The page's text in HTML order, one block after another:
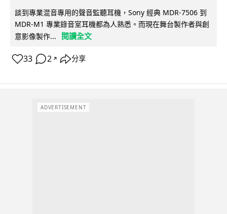
談到專業混音專用的聲音監聽耳機，Sony 經典 MDR-7506 到
MDR-M1 專業錄音室耳機都為人熟悉。而現在舞台製作者與創
意影像製作...
閱讀全文
33 2 ↗ 分享
ADVERTISEMENT